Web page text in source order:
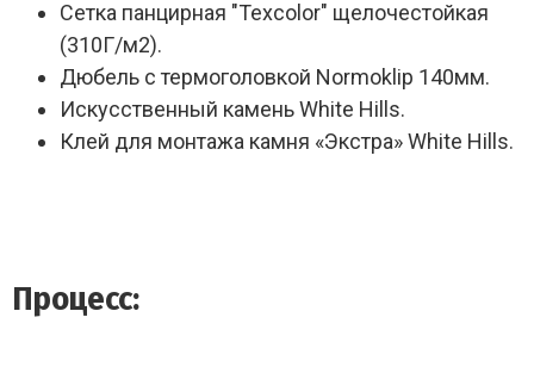
Сетка панцирная "Texcolor" щелочестойкая
(310Г/м2).
Дюбель с термоголовкой Normoklip 140мм.
Искусственный камень White Hills.
Клей для монтажа камня «Экстра» White Hills.
Процесс: